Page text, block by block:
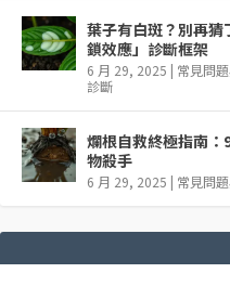
葉子有白斑？別再
鎖效應」診斷框架
6 月 29, 2025 | 常見問
診斷
爛根自救終極指南
物殺手
6 月 29, 2025 | 常見問